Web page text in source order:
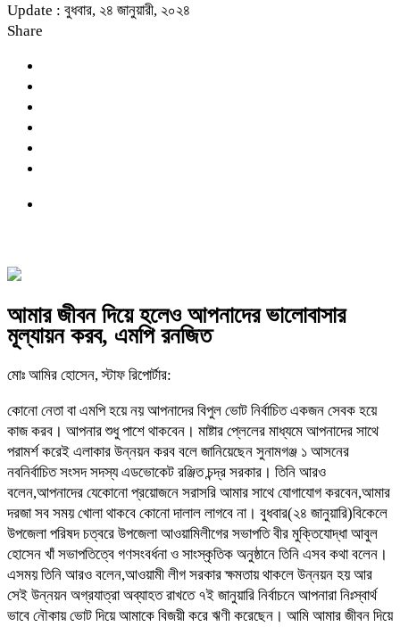
Update : বুধবার, ২৪ জানুয়ারী, ২০২৪
Share
আমার জীবন দিয়ে হলেও আপনাদের ভালোবাসার
মূল্যায়ন করব, এমপি রনজিত
মোঃ আমির হোসেন, স্টাফ রিপোর্টার:
কোনো নেতা বা এমপি হয়ে নয় আপনাদের বিপুল ভোট নির্বাচিত একজন সেবক হয়ে
কাজ করব। আপনার শুধু পাশে থাকবেন। মাষ্টার প্লেলের মাধ্যমে আপনাদের সাথে
পরামর্শ করেই এলাকার উন্নয়ন করব বলে জানিয়েছেন সুনামগঞ্জ ১ আসনের
নবনির্বাচিত সংসদ সদস্য এডভোকেট রঞ্জিত চন্দ্র সরকার। তিনি আরও
বলেন,আপনাদের যেকোনো প্রয়োজনে সরাসরি আমার সাথে যোগাযোগ করবেন,আমার
দরজা সব সময় খোলা থাকবে কোনো দালাল লাগবে না। বুধবার(২৪ জানুয়ারি)বিকেলে
উপজেলা পরিষদ চত্বরে উপজেলা আওয়ামিলীগের সভাপতি বীর মুক্তিযোদ্ধা আবুল
হোসেন খাঁ সভাপতিত্বে গণসংবর্ধনা ও সাংস্কৃতিক অনুষ্ঠানে তিনি এসব কথা বলেন।
এসময় তিনি আরও বলেন,আওয়ামী লীগ সরকার ক্ষমতায় থাকলে উন্নয়ন হয় আর
সেই উন্নয়ন অগ্রযাত্রা অব্যাহত রাখতে ৭ই জানুয়ারি নির্বাচনে আপনারা নিঃস্বার্থ
ভাবে নৌকায় ভোট দিয়ে আমাকে বিজয়ী করে ঋণী করেছেন। আমি আমার জীবন দিয়ে